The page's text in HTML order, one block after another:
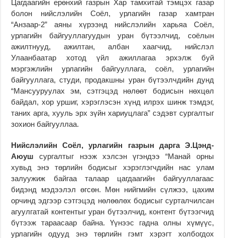
Цагдаагийн ерөнхий газрын Хар тамхитай тэмцэх газар
болон нийслэлийн Соёл, урлагийн газар хамтран
“Анзаар-2” аяны хүрээнд нийслэлийн харьяа Соёл,
урлагийн байгууллагуудын уран бүтээлчид, соёлын
ажилтнууд, ажилтан, албан хаагчид, нийслэл
Улаанбаатар хотод үйл ажиллагаа эрхэлж буй
мэргэжлийн урлагийн байгууллага, соёл, урлагийн
байгууллага, студи, продакшны уран бүтээлчдийн дунд
“Мансууруулах эм, сэтгэцэд нөлөөт бодисын нөхцөл
байдал, хор уршиг, хэрэглэсэн хүнд илрэх шинж тэмдэг,
таних арга, хууль эрх зүйн хариуцлага” сэдэвт сургалтыг
зохион байгууллаа.
Нийслэлийн Соёл, урлагийн газрын дарга Э.Цэнд-
Аюуш сургалтыг нээж хэлсэн үгэндээ “Манай орны
хувьд энэ төрлийн бодисыг хэрэглэгчдийн нас улам
залуужиж байгаа талаар цагдаагийн байгууллагаас
бидэнд мэдээлэл өгсөн. Мөн нийгмийн сүлжээ, цахим
орчинд эдгээр сэтгэцэд нөлөөлөх бодисыг сурталчилсан
агуулгатай контентыг уран бүтээлчид, контент бүтээгчид
бүтээж тараасаар байна. Үүнээс гадна олны хүмүүс,
урлагийн одууд энэ төрлийн гэмт хэрэгт холбогдох